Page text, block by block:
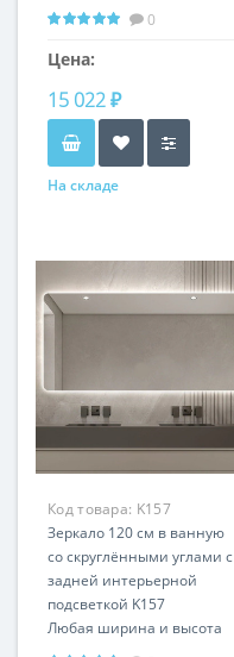
вертикальная установка
0
Цена:
15 022 ₽
На складе
Код товара: K157
Зеркало 120 см в ванную
со скруглёнными углами с
задней интерьерной
подсветкой K157
Любая ширина и высота
Горизонтальная и